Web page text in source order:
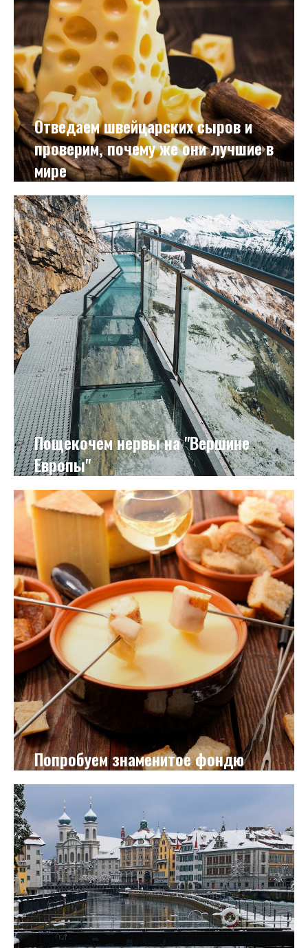
Отведаем швейцарских сыров и
проверим, почему же они лучшие в
мире
Пощекочем нервы на "Вершине
Европы"
Попробуем знаменитое фондю